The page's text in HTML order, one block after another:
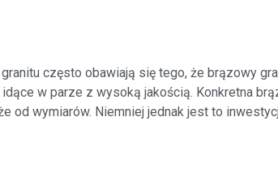
często obawiają się tego, że brązowy
w parze z wysoką jakością. Konkretna
od wymiarów. Niemniej jednak jest to